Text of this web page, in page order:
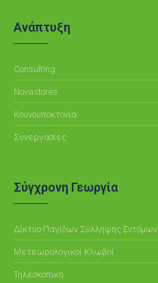
Ανάπτυξη
Consulting
Novastores
Κουνουποκτονία
Συνεργασίες
Σύγχρονη Γεωργία
Δίκτυο Παγίδων Σύλληψης Εντόμων
Μετεωρολογικοί Κλωβοί
Τηλεσκοπική